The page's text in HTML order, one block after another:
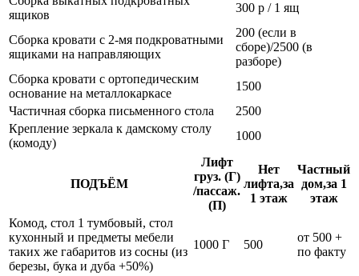
ящиков
300 р / 1 ящ
Сборка кровати с 2-мя подкроватными
ящиками на направляющих
200 (если в
сборе)/2500 (в
разборе)
Сборка кровати с ортопедическим
основание на металлокаркасе
1500
Частичная сборка письменного стола
2500
Крепление зеркала к дамскому столу
(комоду)
1000
ПОДЪЁМ
Лифт
груз. (Г)
/пассаж.
(П)
Нет
лифта,за
1 этаж
Частный
дом,за 1
этаж
Комод, стол 1 тумбовый, стол
кухонный и предметы мебели
таких же габаритов из сосны (из
березы, бука и дуба +50%)
1000 Г 500
от 500 +
по факту